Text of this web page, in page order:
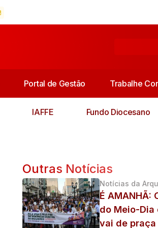
Portal de Gestão Trabalhe
IAFFE Fundo Diocesano
Outras Notícias
Notícias da
É AMANHÃ:
do Meio-Dia
vai de praça